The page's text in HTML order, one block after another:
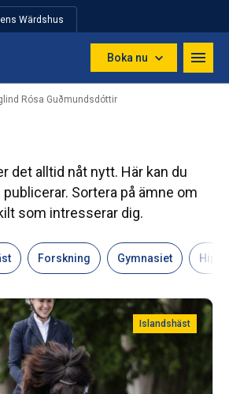
Wärdshus
Boka nu
Rósa Guðmundsdóttir
det alltid nåt nytt. Här kan du
publicerar. Sortera på ämne om
som intresserar dig.
Forskning Gymnasiet
Islandshäst